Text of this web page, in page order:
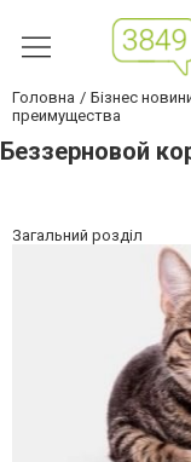
Головна Бізнес
преимущества
Беззерновой
Загальний розділ